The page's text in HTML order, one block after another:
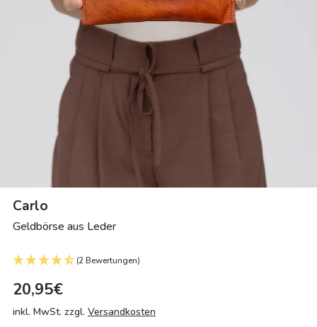
Carlo
Geldbörse aus Leder
(2 Bewertungen)
20,95€
inkl. MwSt. zzgl. Versandkosten